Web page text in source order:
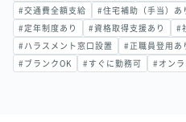
#交通費全額支給 #住宅補助（手当）あ
#定年制度あり #資格取得支援あり #
#ハラスメント窓口設置 #正職員登用あ
#ブランクOK #すぐに勤務可 #オン